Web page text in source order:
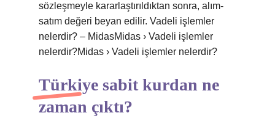
sözleşmeyle kararlaştırıldıktan sonra, alım-
satım değeri beyan edilir. Vadeli işlemler
nelerdir? – MidasMidas › Vadeli işlemler
nelerdir?Midas › Vadeli işlemler nelerdir?
Türkiye sabit kurdan ne
zaman çıktı?